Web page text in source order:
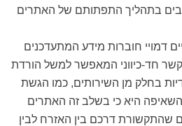
בתהליך התפתותם של האתרים
דמויי חוברות מידע המתעדכנים
חד-כיווני המאפשר למשל הורדת
בחלק מן השירותים, כמו הגשת
השאיפה היא כי בשלב זה האתרים
שהתקשורת דרכם בין האזרח לבין